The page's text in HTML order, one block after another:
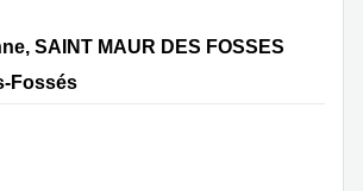
SAINT MAUR DES FOSSES, Saint-
SAINT MAUR DES FOSSES
Fossés